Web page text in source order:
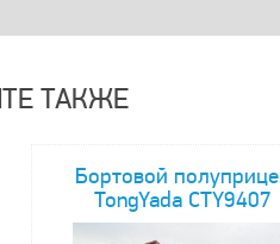
ТАКЖЕ
Бортовой
TongYada CTY9407